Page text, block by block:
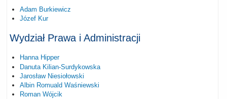
Adam Burkiewicz
Józef Kur
Wydział Prawa i Administracji
Hanna Hipper
Danuta Kilian-Surdykowska
Jarosław Niesiołowski
Albin Romuald Waśniewski
Roman Wójcik